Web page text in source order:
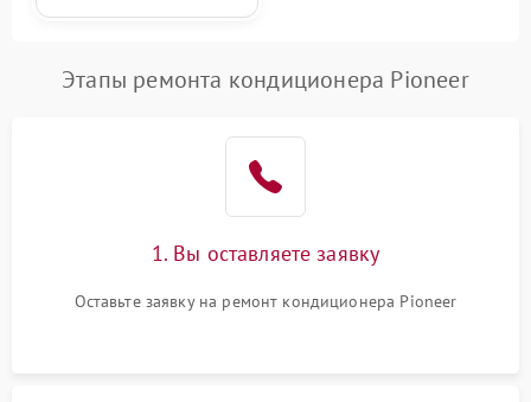
Этапы ремонта кондиционера Pioneer
1. Вы оставляете заявку
Оставьте заявку на ремонт кондиционера Pioneer